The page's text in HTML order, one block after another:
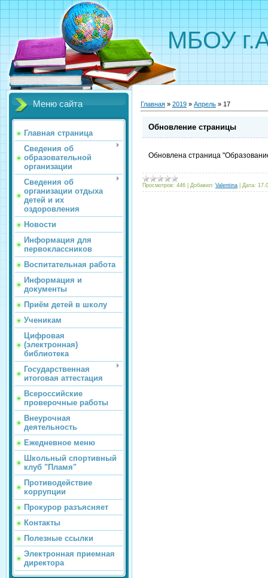
МБОУ
Меню сайта
Главная страница
Сведения об
образовательной
организации
Сведения об
организации отдыха
детей и их
оздоровления
Новости
Информация для
первоклассников
Воспитательная работа
Информация и
документы
Приём детей в школу
Ученикам
Цифровая
(электронная)
библиотека
Государственная
итоговая аттестация
Всероссийские
проверочные работы
Внеурочная
деятельность
Ежедневное меню
Школьный спортивный
клуб "Пламя"
Противодействие
коррупции
Прокурор разъясняет
Контакты
Полезные ссылки
Электронная приемная
директора
Главная » 2019 » Апрель » 17
Обновление страницы
Обновлена страница
Просмотров: 446 Добавил: Valentina Дата: